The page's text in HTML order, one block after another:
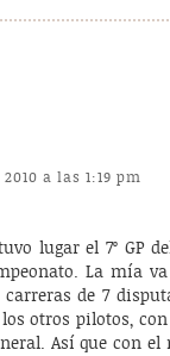
a las 1:19 pm
lugar el 7º GP
La mía
de 7
otros pilotos,
Así que con